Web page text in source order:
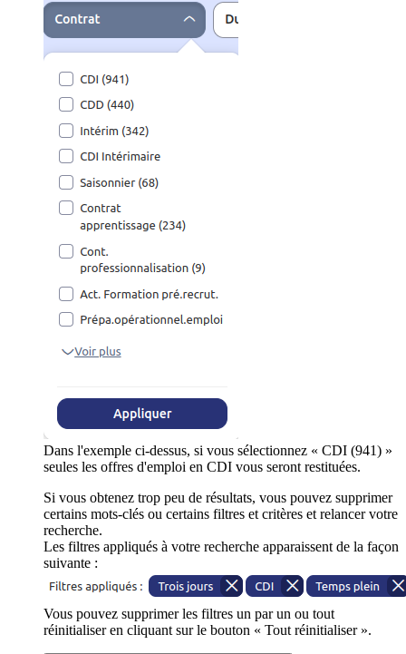
Dans l'exemple ci-dessus, si vous sélectionnez « CDI (941) »
seules les offres d'emploi en CDI vous seront restituées.
Si vous obtenez trop peu de résultats, vous pouvez supprimer
certains mots-clés ou certains filtres et critères et relancer votre
recherche.
Les filtres appliqués à votre recherche apparaissent de la façon
suivante :
Vous pouvez supprimer les filtres un par un ou tout
réinitialiser en cliquant sur le bouton « Tout réinitialiser ».